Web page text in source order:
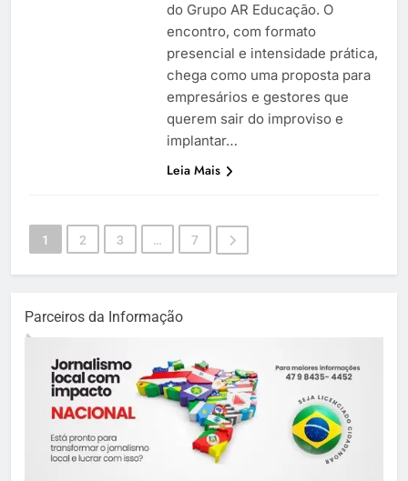
do Grupo AR Educação. O
encontro, com formato
presencial e intensidade prática,
chega como uma proposta para
empresários e gestores que
querem sair do improviso e
implantar…
Leia Mais
1 2 3 … 7
Parceiros da Informação